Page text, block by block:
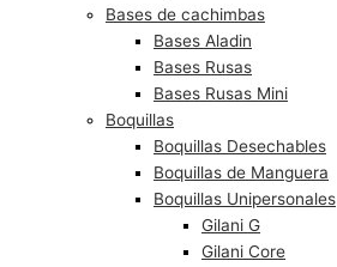
Bases de cachimbas
Bases Aladin
Bases Rusas
Bases Rusas Mini
Boquillas
Boquillas Desechables
Boquillas de Manguera
Boquillas Unipersonales
Gilani G
Gilani Core